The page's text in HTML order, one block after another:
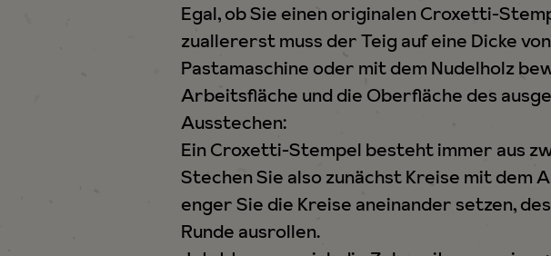
Egal, ob Sie einen originalen Croxetti-
zuallererst muss der Teig auf eine Dicke
Pastamaschine oder mit dem Nudelholz
Arbeitsfläche und die Oberfläche des
Ausstechen:
Ein Croxetti-Stempel besteht immer aus
Stechen Sie also zunächst Kreise mit dem
enger Sie die Kreise aneinander setzen,
Runde ausrollen.